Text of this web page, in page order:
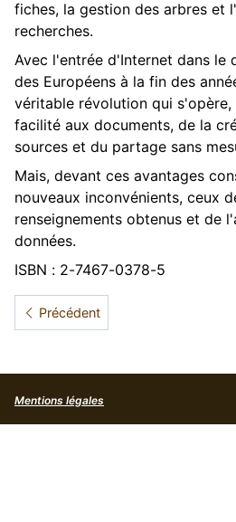
fiches, la gestion des arbres et
recherches.
Avec l'entrée d'Internet dans le
des Européens à la fin des
véritable révolution qui s'opère,
facilité aux documents, de la
sources et du partage sans
Mais, devant ces avantages
nouveaux inconvénients, ceux
renseignements obtenus et de
données.
ISBN : 2-7467-0378-5
Article précédent : Le Grand livre
Précédent
Mentions légales